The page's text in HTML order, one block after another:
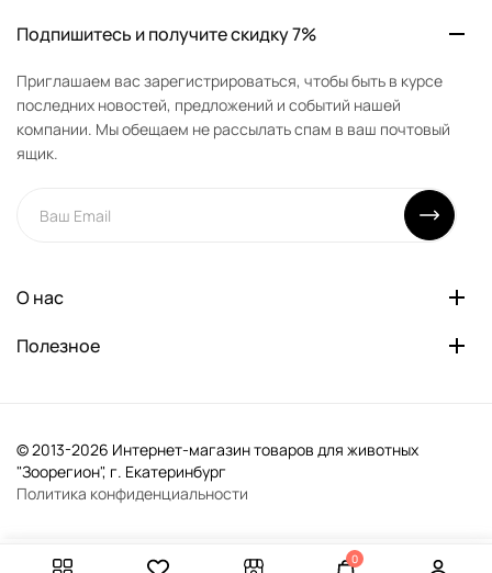
Подпишитесь и получите скидку 7%
Приглашаем вас зарегистрироваться, чтобы быть в курсе
последних новостей, предложений и событий нашей
компании. Мы обещаем не рассылать спам в ваш почтовый
ящик.
О нас
Полезное
© 2013-2026 Интернет-магазин товаров для животных
"Зоорегион", г. Екатеринбург
Политика конфиденциальности
0